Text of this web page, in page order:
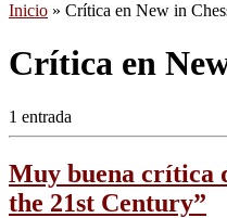
Inicio » Crítica en New in
Crítica en
1 entrada
Muy buena crítica
the 21st Century”